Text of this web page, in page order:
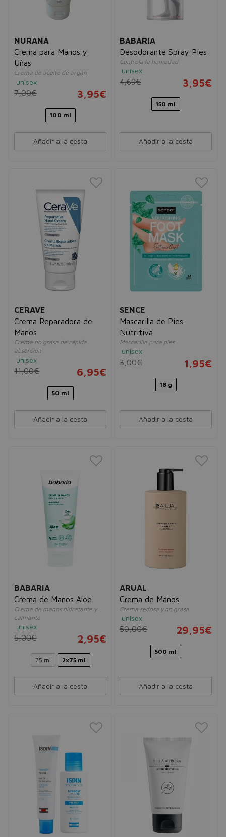
NURANA
Crema para Manos y
Uñas
Crema de aceite de argán
unisex
7,00€ 3,95€
100 ml
Añadir a la cesta
BABARIA
Desodorante Spray Pies
Controla la humedad
unisex
4,69€ 3,95€
150 ml
Añadir a la cesta
CERAVE
Crema Reparadora de
Manos
Crema no grasa de rápida
absorción
unisex
11,00€ 6,95€
50 ml
Añadir a la cesta
SENCE
Mascarilla de Pies
Nutritiva
Mascarilla para pies
unisex
3,00€ 1,95€
18 g
Añadir a la cesta
BABARIA
Crema de Manos Aloe
Crema de manos hidratante y
calmante
unisex
5,00€ 2,95€
75 ml 2x75 ml
Añadir a la cesta
ARUAL
Crema de Manos
Crema sedosa y no grasa
unisex
50,00€ 29,95€
500 ml
Añadir a la cesta